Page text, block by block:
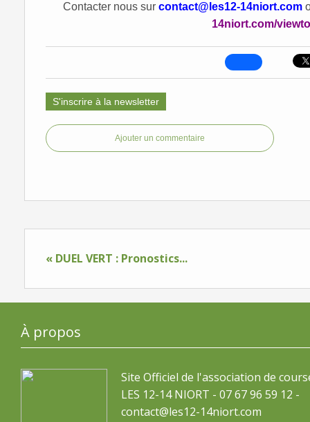
Contacter nous sur contact@les12-14niort.com
14niort.com/
S'inscrire à la newsletter
Ajouter un commentaire
« DUEL VERT : Pronostics...
À propos
Site Officiel de l'association de
LES 12-14 NIORT - 07 67 96 59 12 -
contact@les12-14niort.com